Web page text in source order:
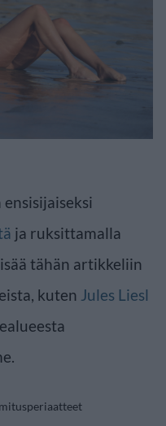
ja ruksittamalla
tähän artikkeliin
kuten Jules Liesl